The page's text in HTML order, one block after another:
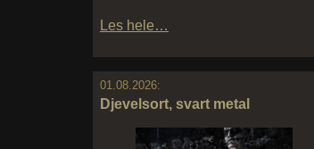
Les hele…
01.08.2026:
Djevelsort, svart metal